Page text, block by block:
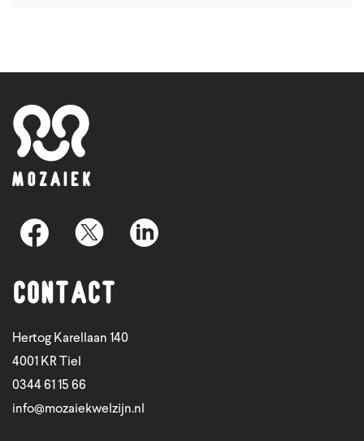
Contact
Hertog Karellaan 140
4001 KR Tiel
0344 61 15 66
info@mozaiekwelzijn.nl